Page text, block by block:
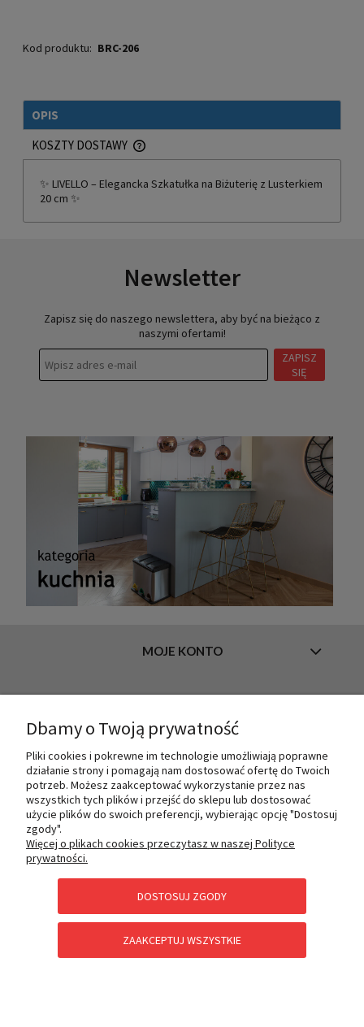
Kod produktu: BRC-206
OPIS
KOSZTY DOSTAWY
CENA NIE ZAWIERA EWENTUALNYCH KOSZTÓW PŁATNOŚCI
✨ LIVELLO – Elegancka Szkatułka na Biżuterię z Lusterkiem
20 cm ✨
Newsletter
Zapisz się do naszego newslettera, aby być na bieżąco z
naszymi ofertami!
ZAPISZ
SIĘ
MOJE KONTO
O NAS
PŁATNOŚCI I DOSTAWA
POMOC
Dbamy o Twoją prywatność
Pliki cookies i pokrewne im technologie umożliwiają poprawne
działanie strony i pomagają nam dostosować ofertę do Twoich
potrzeb. Możesz zaakceptować wykorzystanie przez nas
wszystkich tych plików i przejść do sklepu lub dostosować
użycie plików do swoich preferencji, wybierając opcję "Dostosuj
zgody".
Więcej o plikach cookies przeczytasz w naszej Polityce
prywatności.
DOSTOSUJ ZGODY
ZAAKCEPTUJ WSZYSTKIE